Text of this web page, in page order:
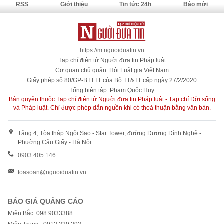
RSS Giới thiệu Tin tức 24h Báo mới
https://m.nguoiduatin.vn
Tạp chí điện tử Người đưa tin Pháp luật
Cơ quan chủ quản: Hội Luật gia Việt Nam
Giấy phép số 80/GP-BTTTT của Bộ TT&TT cấp ngày 27/2/2020
Tổng biên tập: Phạm Quốc Huy
Bản quyền thuộc Tạp chí điện tử Người đưa tin Pháp luật - Tạp chí Đời sống
và Pháp luật. Chỉ được phép dẫn nguồn khi có thoả thuận bằng văn bản.
Tầng 4, Tòa tháp Ngôi Sao - Star Tower, đường Dương Đình Nghệ -
Phường Cầu Giấy - Hà Nội
0903 405 146
toasoan@nguoiduatin.vn
BÁO GIÁ QUẢNG CÁO
Miền Bắc: 098 9033388